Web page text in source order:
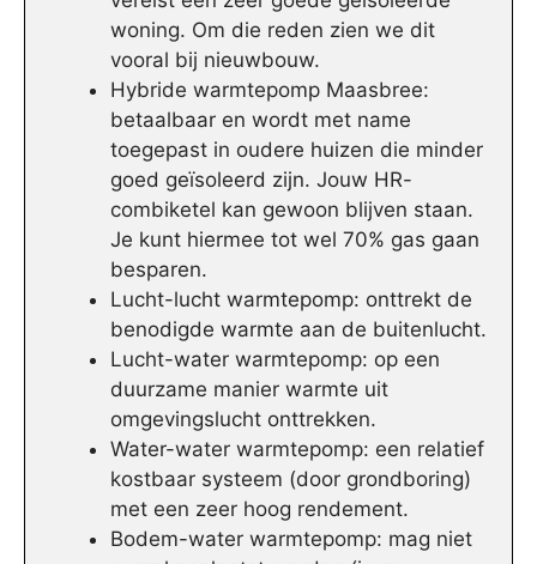
woning. Om die reden zien we dit
vooral bij nieuwbouw.
Hybride warmtepomp Maasbree:
betaalbaar en wordt met name
toegepast in oudere huizen die minder
goed geïsoleerd zijn. Jouw HR-
combiketel kan gewoon blijven staan.
Je kunt hiermee tot wel 70% gas gaan
besparen.
Lucht-lucht warmtepomp: onttrekt de
benodigde warmte aan de buitenlucht.
Lucht-water warmtepomp: op een
duurzame manier warmte uit
omgevingslucht onttrekken.
Water-water warmtepomp: een relatief
kostbaar systeem (door grondboring)
met een zeer hoog rendement.
Bodem-water warmtepomp: mag niet